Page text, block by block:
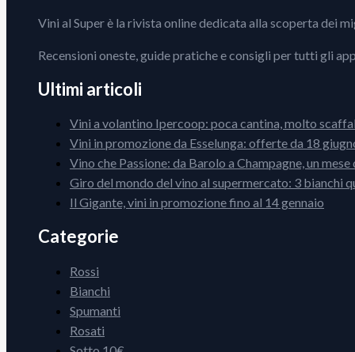
Vini al Super è la rivista online dedicata alla scoperta dei
Recensioni oneste, guide pratiche e consigli per tutti gli
Ultimi articoli
Vini a volantino Ipercoop: poca cantina, molto
Vini in promozione da Esselunga: offerte da 18
Vino che Passione: da Barolo a Champagne, un
Giro del mondo del vino al supermercato: 3 bianchi
Il Gigante, vini in promozione fino al 14 gennaio
Categorie
Rossi
Bianchi
Spumanti
Rosati